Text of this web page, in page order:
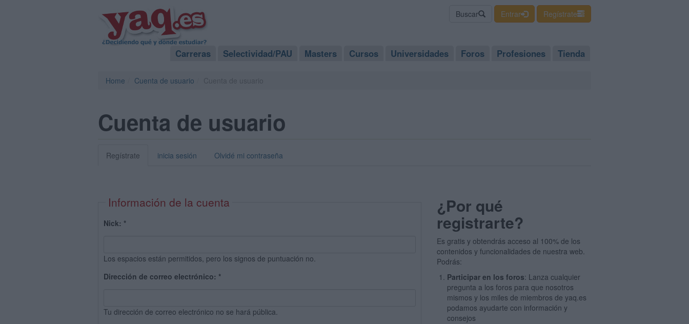
Buscar Entrar Regístrate
Carreras Selectividad/PAU Masters Cursos Universidades Foros Profesiones Tienda
Home Cuenta de usuario
Cuenta de usuario
Regístrate inicia sesión Olvidé mi contraseña
Información de la cuenta
Nick: *
Los espacios están permitidos, pero los signos de puntuación no.
Dirección de correo electrónico: *
Tu dirección de correo electrónico no se hará pública.
¿Por qué
registrarte?
Es gratis y obtendrás acceso al 100% de los
contenidos y funcionalidades de nuestra web.
Podrás:
Participar en los foros: Lanza cualquier
pregunta a los foros para que nosotros
mismos y los miles de miembros de yaq.es
podamos ayudarte con información y
consejos